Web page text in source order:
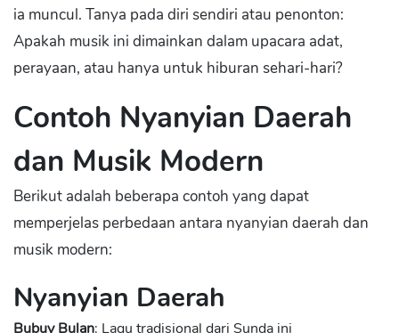
ia muncul. Tanya pada diri sendiri atau penonton:
Apakah musik ini dimainkan dalam upacara adat,
perayaan, atau hanya untuk hiburan sehari-hari?
Contoh Nyanyian Daerah
dan Musik Modern
Berikut adalah beberapa contoh yang dapat
memperjelas perbedaan antara nyanyian daerah dan
musik modern:
Nyanyian Daerah
Bubuy Bulan: Lagu tradisional dari Sunda ini